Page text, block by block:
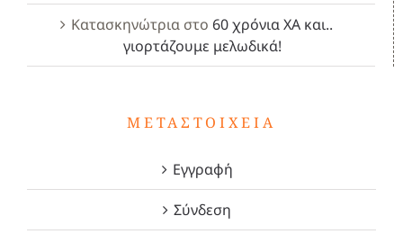
Κατασκηνώτρια στο 60 χρόνια ΧΑ και..
γιορτάζουμε μελωδικά!
ΜΕΤΑΣΤΟΙΧΕΊΑ
Εγγραφή
Σύνδεση